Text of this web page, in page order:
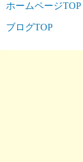
ホームページTOP
ブログTOP